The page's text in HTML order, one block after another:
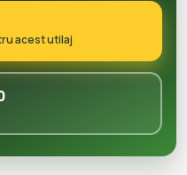
acest utilaj